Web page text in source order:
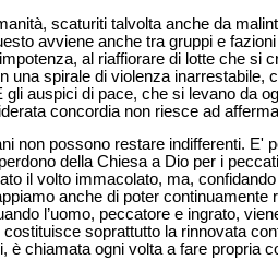
scaturiti talvolta anche da
avviene anche tra gruppi e
al riaffiorare di lotte che si
una spirale di violenza inarrestabile,
auspici di pace, che si levano da
concordia non riesce ad
non possono restare indifferenti. E'
della Chiesa a Dio per i
il volto immacolato, ma,
anche di poter continuamente
l’uomo, peccatore e ingrato,
costituisce soprattutto la rinnovata
chiamata ogni volta a fare propria